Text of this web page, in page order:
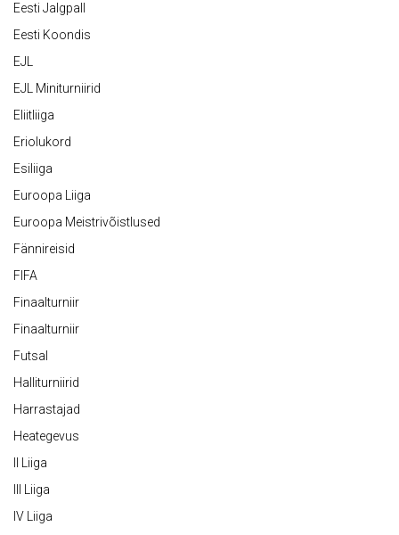
Eesti Jalgpall
Eesti Koondis
EJL
EJL Miniturniirid
Eliitliiga
Eriolukord
Esiliiga
Euroopa Liiga
Euroopa Meistrivõistlused
Fännireisid
FIFA
Finaalturniir
Finaalturniir
Futsal
Halliturniirid
Harrastajad
Heategevus
II Liiga
III Liiga
IV Liiga